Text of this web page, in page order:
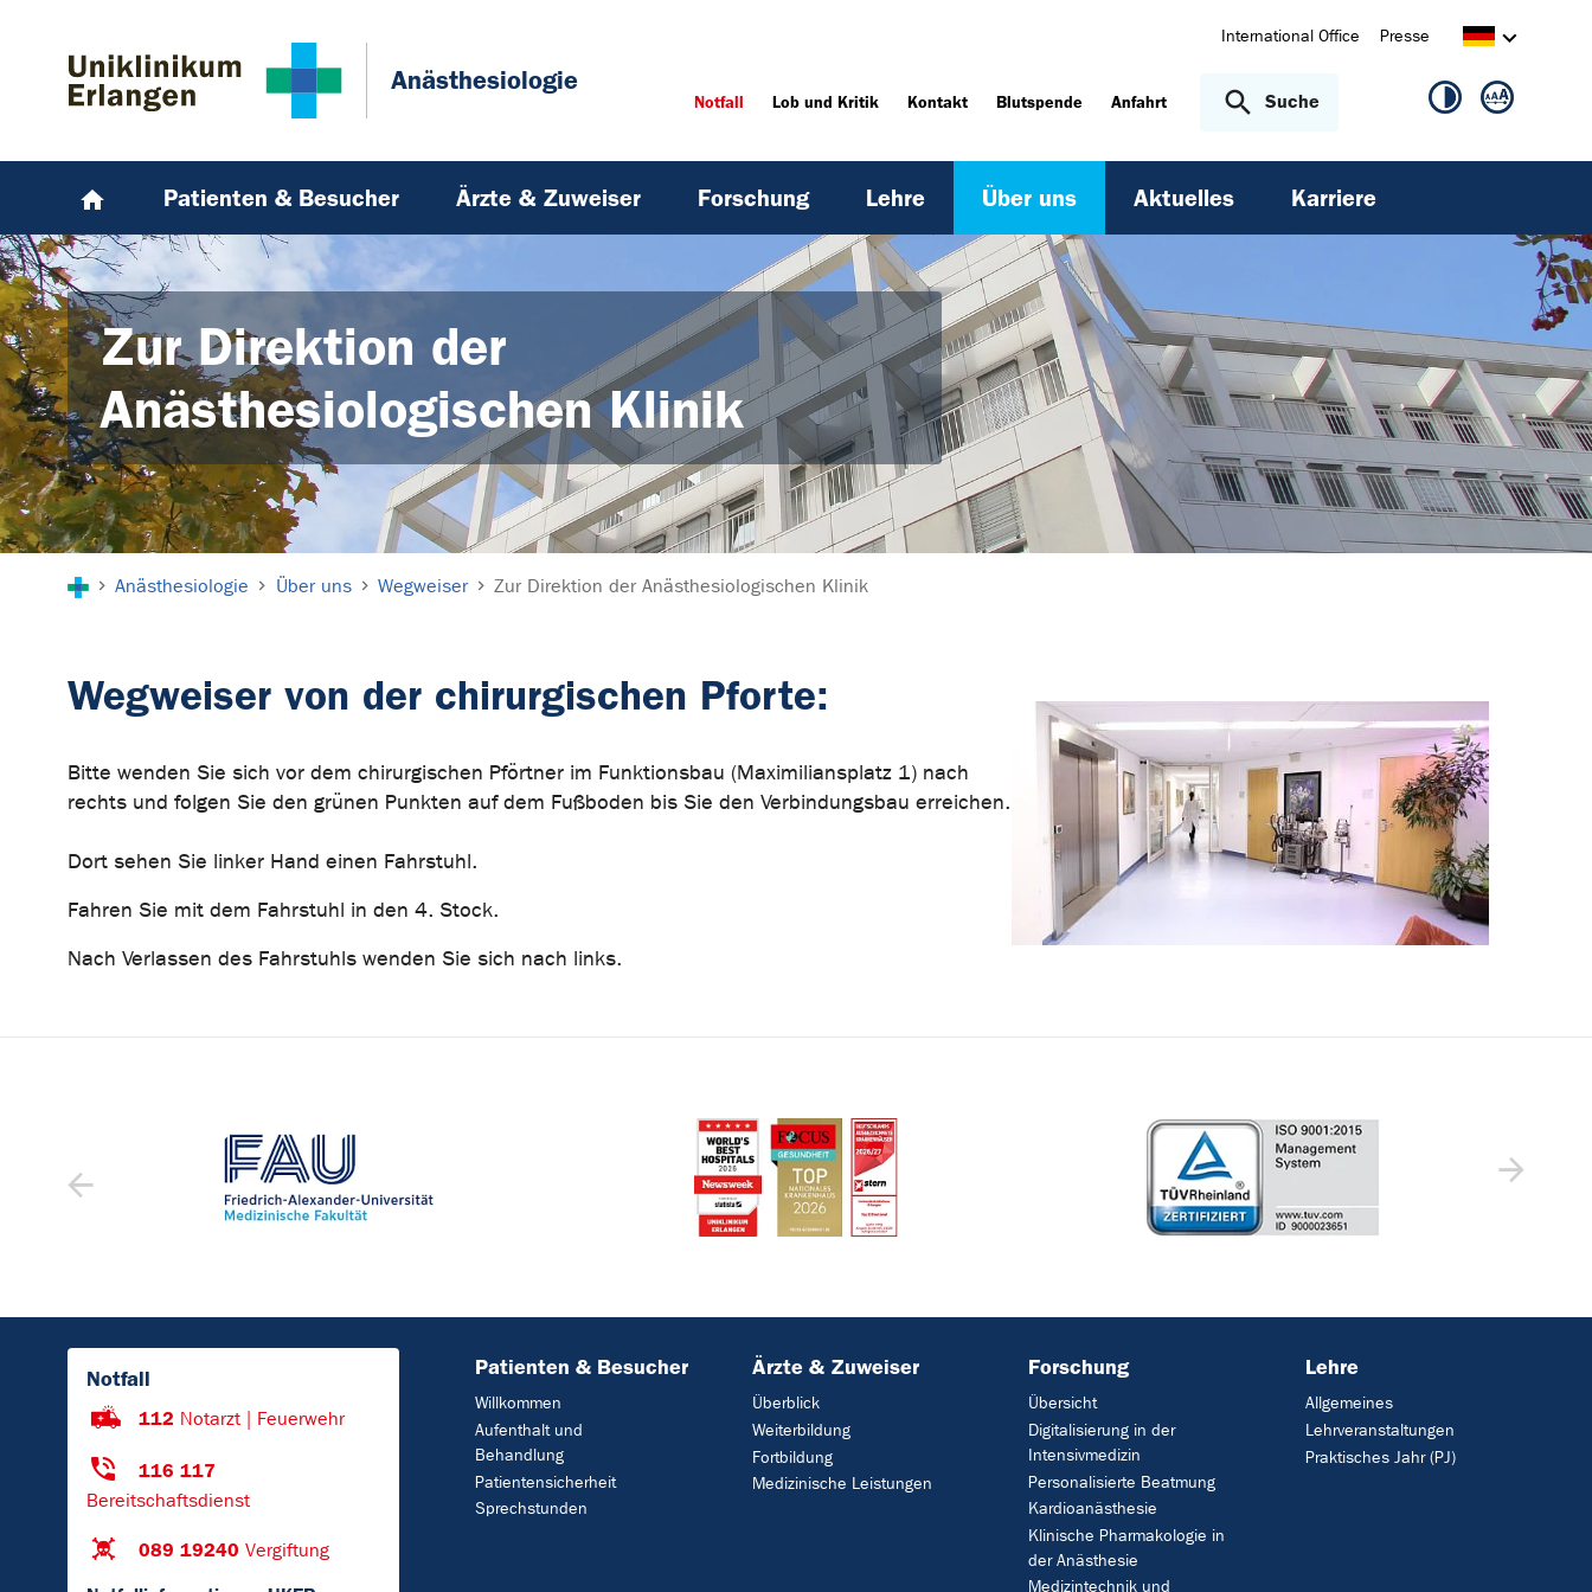
Anästhesiologie
International Office Presse
Notfall Lob und Kritik Kontakt Blutspende Anfahrt Suche
Patienten & Besucher Ärzte & Zuweiser Forschung Lehre Über uns Aktuelles Karriere
Zur Direktion der
Anästhesiologischen Klinik
Anästhesiologie Über uns Wegweiser Zur Direktion der Anästhesiologischen Klinik
Wegweiser von der chirurgischen Pforte:
Bitte wenden Sie sich vor dem chirurgischen Pförtner im Funktionsbau (Maximiliansplatz 1) nach
rechts und folgen Sie den grünen Punkten auf dem Fußboden bis Sie den Verbindungsbau erreichen.
Dort sehen Sie linker Hand einen Fahrstuhl.
Fahren Sie mit dem Fahrstuhl in den 4. Stock.
Nach Verlassen des Fahrstuhls wenden Sie sich nach links.
Notfall
112 Notarzt | Feuerwehr
116 117
Bereitschaftsdienst
089 19240 Vergiftung
Patienten & Besucher
Willkommen
Aufenthalt und
Behandlung
Patientensicherheit
Sprechstunden
Ärzte & Zuweiser
Überblick
Weiterbildung
Fortbildung
Medizinische Leistungen
Forschung
Übersicht
Digitalisierung in der
Intensivmedizin
Personalisierte Beatmung
Kardioanästhesie
Klinische Pharmakologie in
der Anästhesie
Medizintechnik und
Lehre
Allgemeines
Lehrveranstaltungen
Praktisches Jahr (PJ)